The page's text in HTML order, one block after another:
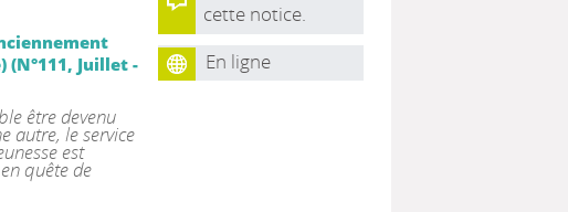
(N°111, Juillet -
être devenu
autre, le service
est
quête de
cette notice.
En ligne